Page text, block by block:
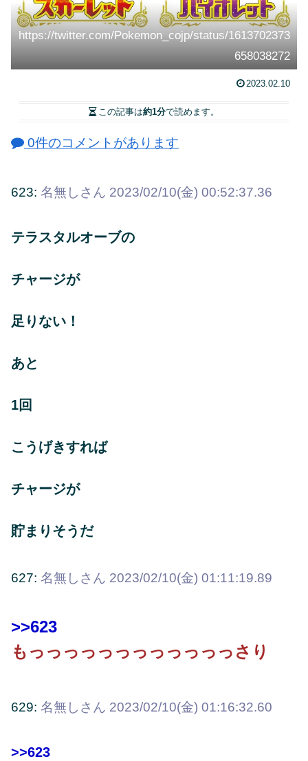
https://twitter.com/Pokemon_cojp/status/1613702373
658038272
2023.02.10
この記事は約1分で読めます。
0件のコメントがあります
623: 名無しさん 2023/02/10(金) 00:52:37.36
テラスタルオーブの
チャージが
足りない！
あと
1回
こうげきすれば
チャージが
貯まりそうだ
627: 名無しさん 2023/02/10(金) 01:11:19.89
>>623
もっっっっっっっっっっっっさり
629: 名無しさん 2023/02/10(金) 01:16:32.60
>>623